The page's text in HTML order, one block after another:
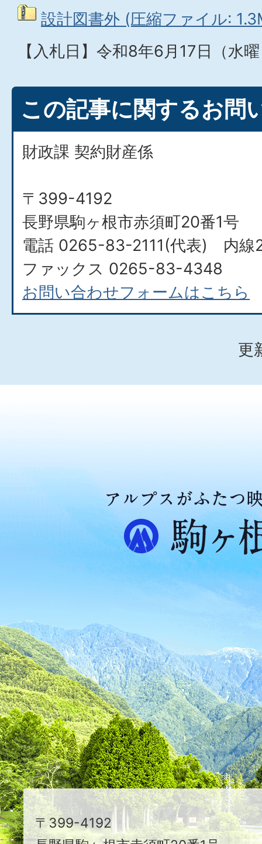
設計図書外 (圧縮ファイル:
【入札日】令和8年6月17日（水
この記事に関するお問
財政課 契約財産係
〒399-4192
長野県駒ヶ根市赤須町20番1号
電話 0265-83-2111(代表) 内線
ファックス 0265-83-4348
お問い合わせフォームはこちら
更
ア
ル
プ
ス
が
た
つ
映
え
る
ま
ち
駒
ヶ
〒399-4192